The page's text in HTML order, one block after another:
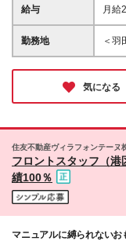
られ
給与
月給
で決
了後
よる
る）
勤務地
＜羽
て、
合があります 勤務
汐留
谷、
新
ずれかとな
気になる
住友不動産ヴィラフォンテーヌ
フロントスタッフ（
績100％
マニュアルに縛られないお